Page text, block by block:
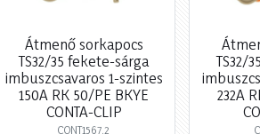
Átmenő sorkapocs
TS32/35 fekete-sárga
imbuszcsavaros 1-szintes
150A RK 50/PE BKYE
CONTA-CLIP
CONT1567.2
TS32/
232A